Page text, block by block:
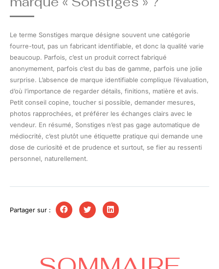
Le terme Sonstiges marque désigne souvent une catégorie
fourre-tout, pas un fabricant identifiable, et donc la qualité varie
beaucoup. Parfois, c’est un produit correct fabriqué
anonymement, parfois c’est du bas de gamme, parfois une jolie
surprise. L’absence de marque identifiable complique l’évaluation,
d’où l’importance de regarder détails, finitions, matière et avis.
Petit conseil copine, toucher si possible, demander mesures,
photos rapprochées, et préférer les échanges clairs avec le
vendeur. En résumé, Sonstiges n’est pas gage automatique de
médiocrité, c’est plutôt une étiquette pratique qui demande une
dose de curiosité et de prudence et surtout, se fier au ressenti
personnel, naturellement.
Partager sur :